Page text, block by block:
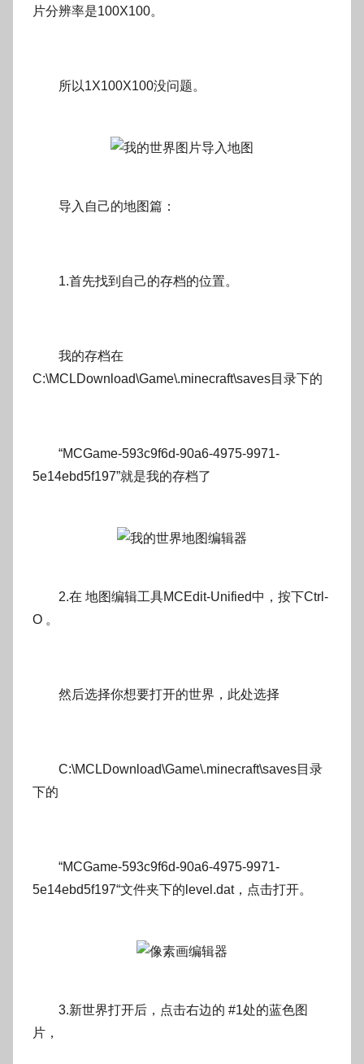
片分辨率是100X100。
所以1X100X100没问题。
导入自己的地图篇：
1.首先找到自己的存档的位置。
我的存档在
C:\MCLDownload\Game\.minecraft\saves目录下的
“MCGame-593c9f6d-90a6-4975-9971-
5e14ebd5f197”就是我的存档了
2.在 地图编辑工具MCEdit-Unified中，按下Ctrl-
O 。
然后选择你想要打开的世界，此处选择
C:\MCLDownload\Game\.minecraft\saves目录
下的
“MCGame-593c9f6d-90a6-4975-9971-
5e14ebd5f197“文件夹下的level.dat，点击打开。
3.新世界打开后，点击右边的 #1处的蓝色图
片，